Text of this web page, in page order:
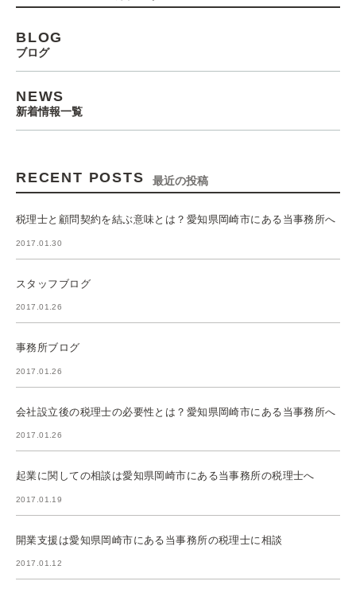
BLOG
ブログ
NEWS
新着情報一覧
RECENT POSTS 最近の投稿
税理士と顧問契約を結ぶ意味とは？愛知県岡崎市にある当事務所へ
2017.01.30
スタッフブログ
2017.01.26
事務所ブログ
2017.01.26
会社設立後の税理士の必要性とは？愛知県岡崎市にある当事務所へ
2017.01.26
起業に関しての相談は愛知県岡崎市にある当事務所の税理士へ
2017.01.19
開業支援は愛知県岡崎市にある当事務所の税理士に相談
2017.01.12